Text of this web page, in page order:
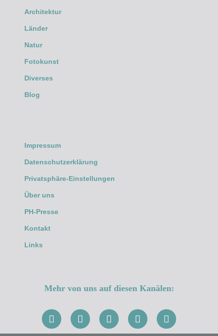
Architektur
Länder
Natur
Fotokunst
Diverses
Blog
Impressum
Datenschutzerklärung
Privatsphäre-Einstellungen
Über uns
PH-Presse
Kontakt
Links
Mehr von uns auf diesen Kanälen: